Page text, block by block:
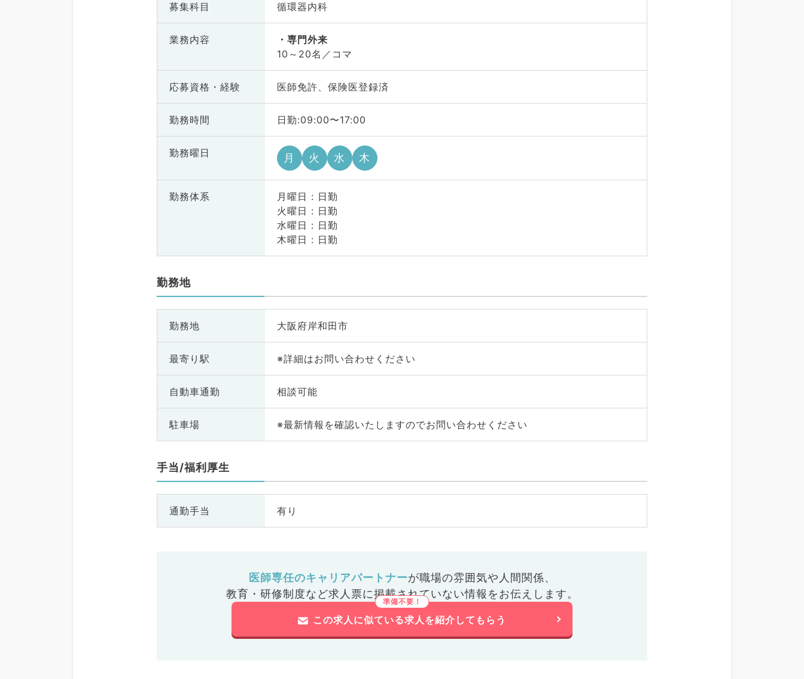
募集科目 循環器内科
業務内容
専門外来
10～20名／コマ
応募資格・ 経験 医師免許、保険医登録済
勤務時間 日勤:09:00〜17:00
勤務曜日 月 火 水 木
勤務体系
月曜日 : 日勤
火曜日 : 日勤
水曜日 : 日勤
木曜日 : 日勤
勤務地
勤務地 大阪府岸和田市
最寄り駅 ※詳細はお問い合わせください
自動車通勤 相談可能
駐車場 ※最新情報を確認いたしますのでお問い合わせください
手当/福利厚生
通勤手当 有り
医師専任のキャリアパートナーが職場の雰囲気や人間関係、
教育・研修制度など求人票に掲載されていない情報をお伝えします。
この求人に似ている求人を紹介してもらう